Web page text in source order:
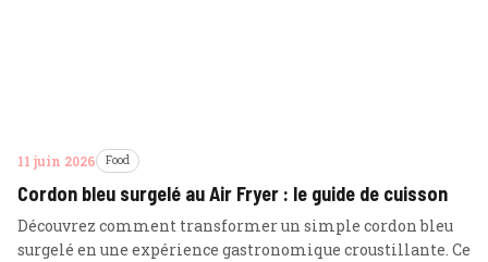
11 juin 2026 Food
Cordon bleu surgelé au Air Fryer : le guide de cuisson
Découvrez comment transformer un simple cordon bleu
surgelé en une expérience gastronomique croustillante. Ce